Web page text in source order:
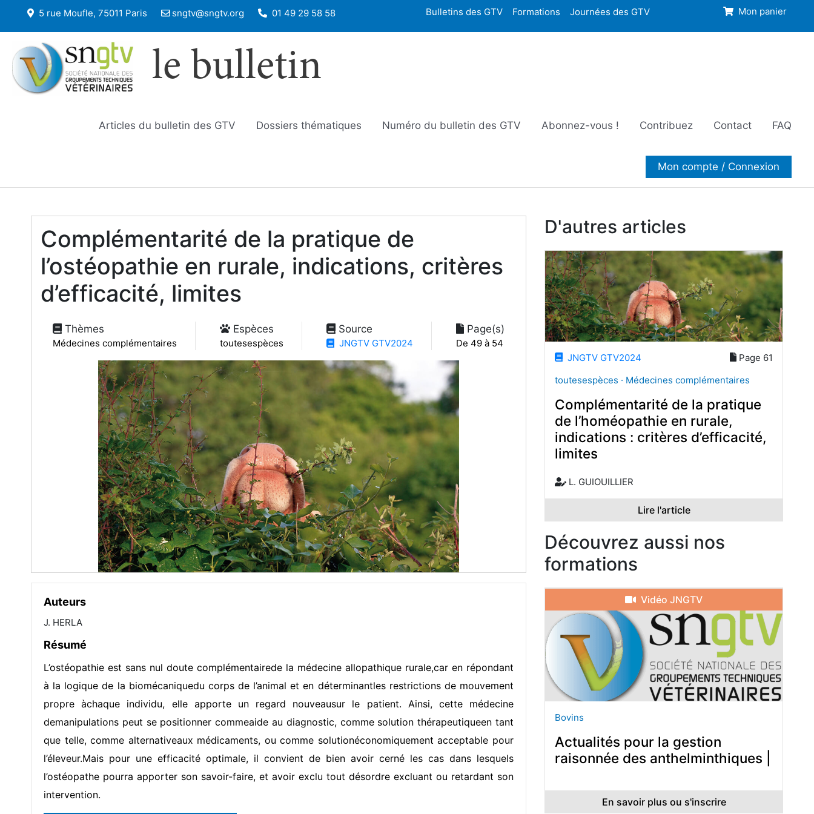
5 rue Moufle, 75011 Paris sngtv@sngtv.org 01 49 29 58 58 Bulletins des GTV Formations Journées des GTV Mon panier
le bulletin
Articles du bulletin des GTV Dossiers thématiques Numéro du bulletin des GTV Abonnez-vous ! Contribuez Contact FAQ
Mon compte / Connexion
Complémentarité de la pratique de
l’ostéopathie en rurale, indications, critères
d’efficacité, limites
Thèmes
Médecines complémentaires
Espèces
toutesespèces
Source
JNGTV GTV2024
Page(s)
De 49 à 54
Auteurs
J. HERLA
Résumé
L’ostéopathie est sans nul doute complémentairede la médecine allopathique rurale,car en répondant
à la logique de la biomécaniquedu corps de l’animal et en déterminantles restrictions de mouvement
propre àchaque individu, elle apporte un regard nouveausur le patient. Ainsi, cette médecine
demanipulations peut se positionner commeaide au diagnostic, comme solution thérapeutiqueen tant
que telle, comme alternativeaux médicaments, ou comme solutionéconomiquement acceptable pour
l’éleveur.Mais pour une efficacité optimale, il convient de bien avoir cerné les cas dans lesquels
l’ostéopathe pourra apporter son savoir-faire, et avoir exclu tout désordre excluant ou retardant son
intervention.
D'autres articles
JNGTV GTV2024
Page 61
toutesespèces · Médecines complémentaires
Complémentarité de la pratique
de l’homéopathie en rurale,
indications : critères d’efficacité,
limites
L. GUIOUILLIER
Lire l'article
Découvrez aussi nos
formations
Vidéo JNGTV
Bovins
Actualités pour la gestion
raisonnée des anthelminthiques |
En savoir plus ou s'inscrire